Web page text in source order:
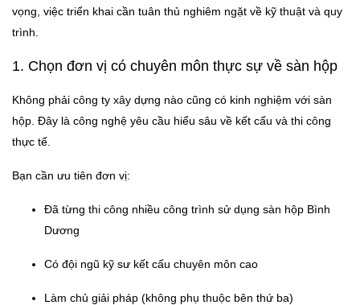
vọng, việc triển khai cần tuân thủ nghiêm ngặt về kỹ thuật và quy
trình.
1. Chọn đơn vị có chuyên môn thực sự về sàn hộp
Không phải công ty xây dựng nào cũng có kinh nghiệm với sàn
hộp. Đây là công nghệ yêu cầu hiểu sâu về kết cấu và thi công
thực tế.
Bạn cần ưu tiên đơn vị:
Đã từng thi công nhiều công trình sử dụng sàn hộp Bình
Dương
Có đội ngũ kỹ sư kết cấu chuyên môn cao
Làm chủ giải pháp (không phụ thuộc bên thứ ba)